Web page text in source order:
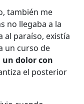
también me
no llegaba a la
al paraíso, existía
un curso de
un dolor con
el posterior